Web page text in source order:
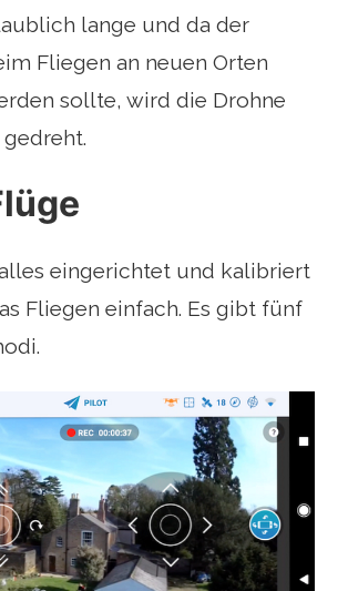
lange und da der
Fliegen an neuen Orten
sollte, wird die Drohne
eingerichtet und kalibriert
Fliegen einfach. Es gibt fünf